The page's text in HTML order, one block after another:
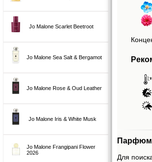
Jo Malone Scarlet Beetroot
Jo Malone Sea Salt & Bergamot
Jo Malone Rose & Oud Leather
Jo Malone Iris & White Musk
Jo Malone Frangipani Flower
2026
Для